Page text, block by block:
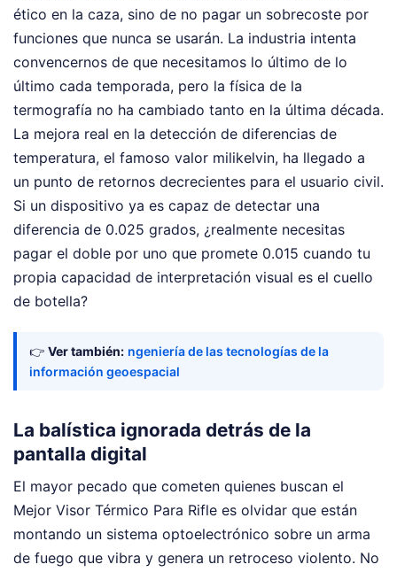
ético en la caza, sino de no pagar un sobrecoste por
funciones que nunca se usarán. La industria intenta
convencernos de que necesitamos lo último de lo
último cada temporada, pero la física de la
termografía no ha cambiado tanto en la última década.
La mejora real en la detección de diferencias de
temperatura, el famoso valor milikelvin, ha llegado a
un punto de retornos decrecientes para el usuario civil.
Si un dispositivo ya es capaz de detectar una
diferencia de 0.025 grados, ¿realmente necesitas
pagar el doble por uno que promete 0.015 cuando tu
propia capacidad de interpretación visual es el cuello
de botella?
👉 Ver también: ngeniería de las tecnologías de la
información geoespacial
La balística ignorada detrás de la
pantalla digital
El mayor pecado que cometen quienes buscan el
Mejor Visor Térmico Para Rifle es olvidar que están
montando un sistema optoelectrónico sobre un arma
de fuego que vibra y genera un retroceso violento. No